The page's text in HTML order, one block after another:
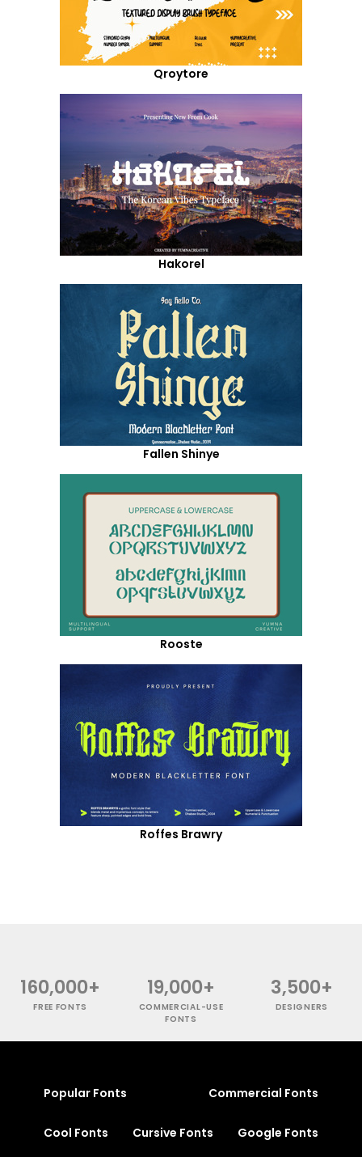
Qroytore
Hakorel
Fallen Shinye
Rooste
Roffes Brawry
160,000+
FREE FONTS
19,000+
COMMERCIAL-USE
FONTS
3,500+
DESIGNERS
Popular Fonts Commercial Fonts
Cool Fonts Cursive Fonts Google Fonts